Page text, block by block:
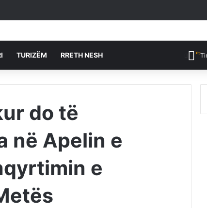
TURIZËM RRETH NESH
do të
në Apelin e
e